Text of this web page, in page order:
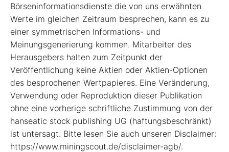
Börseninformationsdienste die von uns erwähnten
Werte im gleichen Zeitraum besprechen, kann es zu
einer symmetrischen Informations- und
Meinungsgenerierung kommen. Mitarbeiter des
Herausgebers halten zum Zeitpunkt der
Veröffentlichung keine Aktien oder Aktien-Optionen
des besprochenen Wertpapieres. Eine Veränderung,
Verwendung oder Reproduktion dieser Publikation
ohne eine vorherige schriftliche Zustimmung von der
hanseatic stock publishing UG (haftungsbeschränkt)
ist untersagt. Bitte lesen Sie auch unseren Disclaimer:
https://www.miningscout.de/disclaimer-agb/.